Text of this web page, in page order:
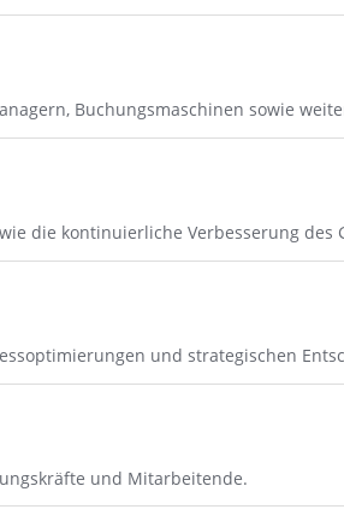
Buchungsmaschinen sowie
die kontinuierliche Verbesserung des
und strategischen
und Mitarbeitende.